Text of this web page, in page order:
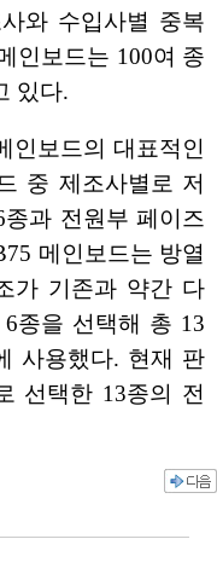
와 수입사별 중복
인보드는 100여 종
있다.
인보드의 대표적인
중 제조사별로 저
과 전원부 페이즈
메인보드는 방열
가 기존과 약간 다
종을 선택해 총 13
사용했다. 현재 판
선택한 13종의 전